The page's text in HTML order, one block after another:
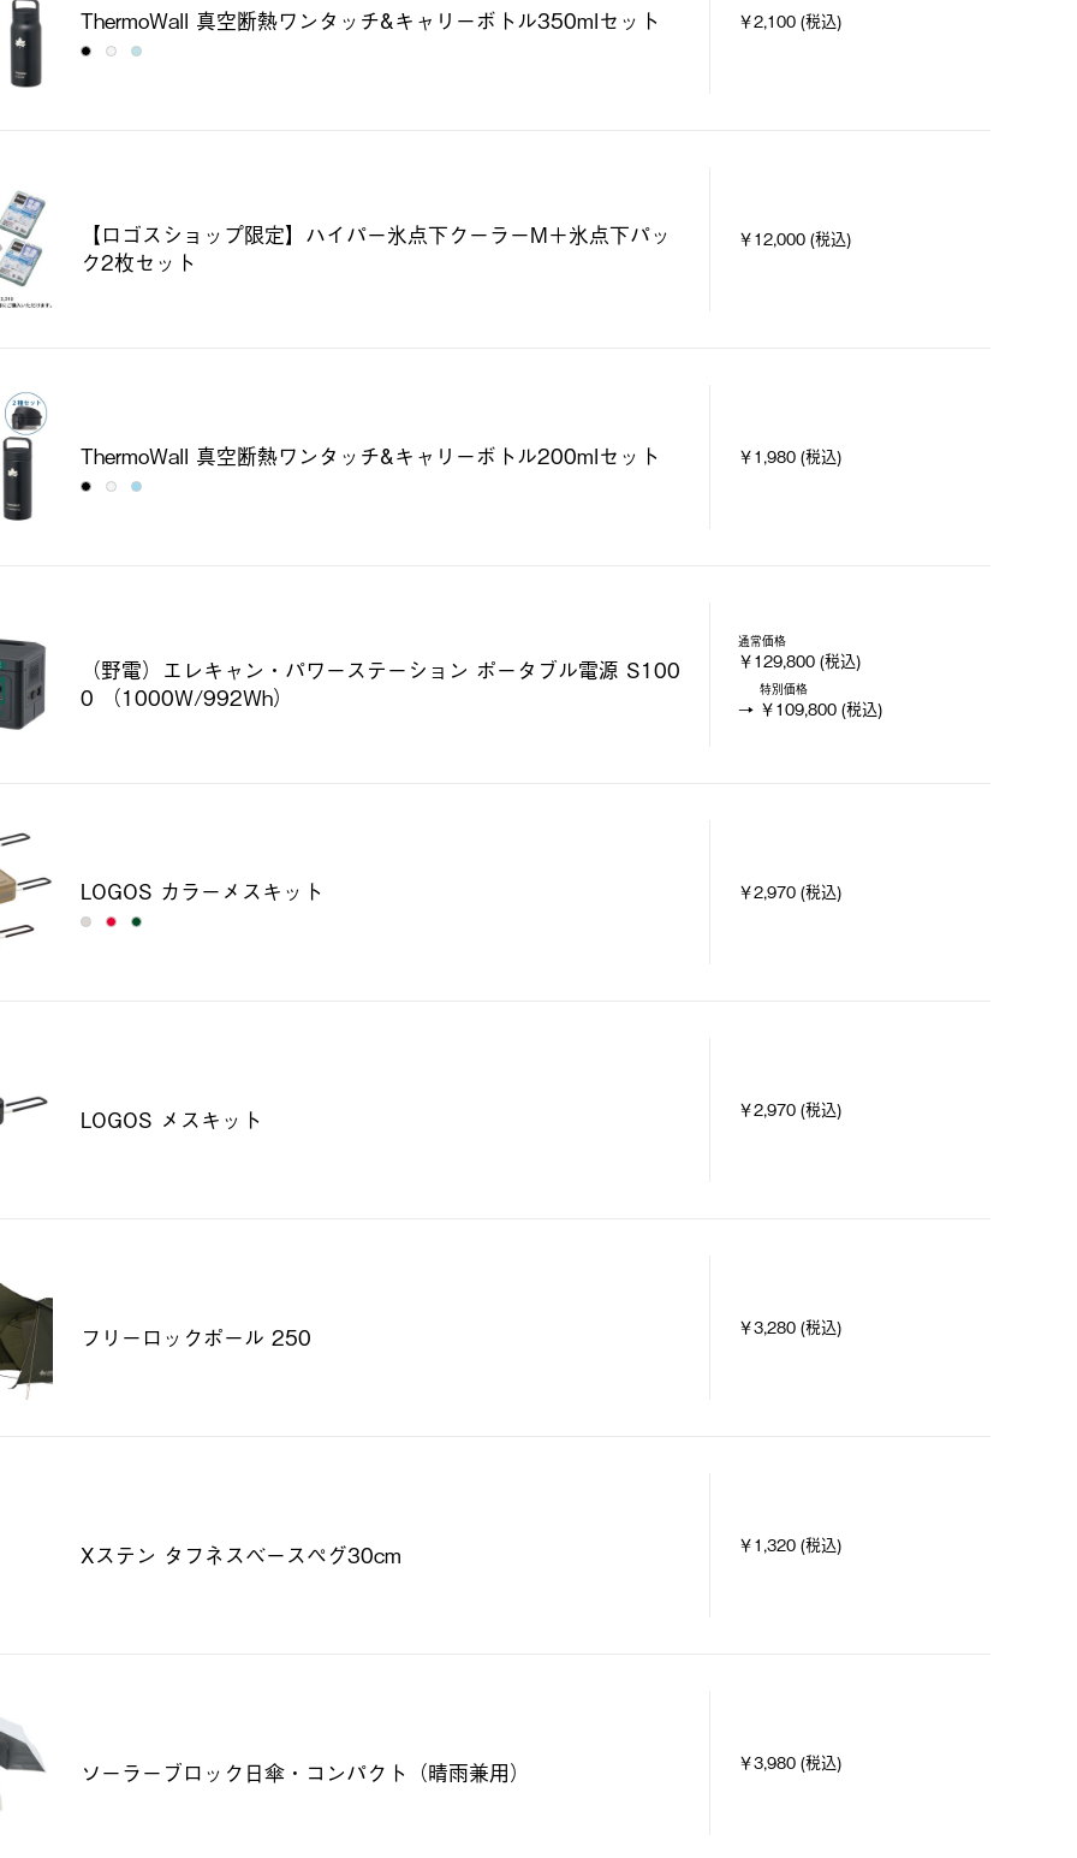
ThermoWall 真空断熱ワンタッチ&キャリーボトル350mlセット ￥2,100 (税込)
【ロゴスショップ限定】ハイパー氷点下クーラーM＋氷点下パッ
ク2枚セット
￥12,000 (税込)
ThermoWall 真空断熱ワンタッチ&キャリーボトル200mlセット ￥1,980 (税込)
（野電）エレキャン・パワーステーション ポータブル電源 S100
0 （1000W/992Wh）
通常価格
￥129,800 (税込)
特別価格
￥109,800 (税込)
LOGOS カラーメスキット ￥2,970 (税込)
LOGOS メスキット ￥2,970 (税込)
フリーロックポール 250 ￥3,280 (税込)
Xステン タフネスベースペグ30cm ￥1,320 (税込)
ソーラーブロック日傘・コンパクト（晴雨兼用） ￥3,980 (税込)